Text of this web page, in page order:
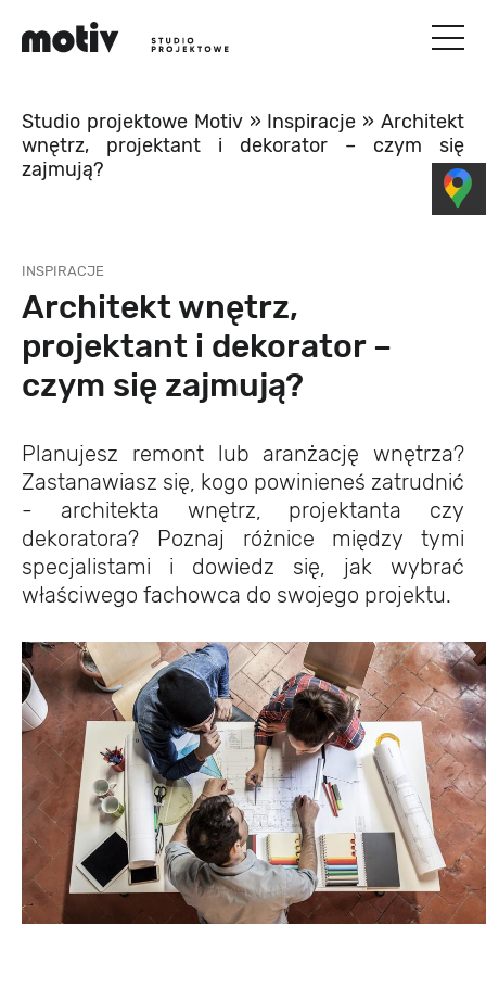
Studio projektowe Motiv» Inspiracje »Architekt
wnętrz, projektant i dekorator – czym się
zajmują?
INSPIRACJE
Architekt wnętrz,
projektant i dekorator –
czym się zajmują?
Planujesz remont lub aranżację wnętrza?
Zastanawiasz się, kogo powinieneś zatrudnić
- architekta wnętrz, projektanta czy
dekoratora? Poznaj różnice między tymi
specjalistami i dowiedz się, jak wybrać
właściwego fachowca do swojego projektu.